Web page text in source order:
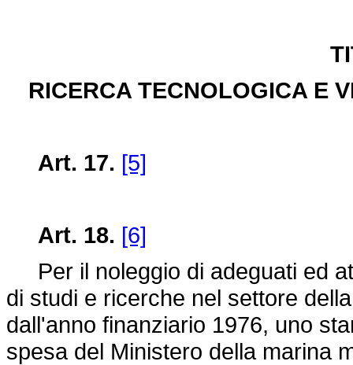
RICERCA TECNOLOGICA E
Art. 17. [5]
Art. 18. [6]
Per il noleggio di adeguati ed
di studi e ricerche nel settore
dall'anno finanziario 1976, uno
spesa del Ministero della marina